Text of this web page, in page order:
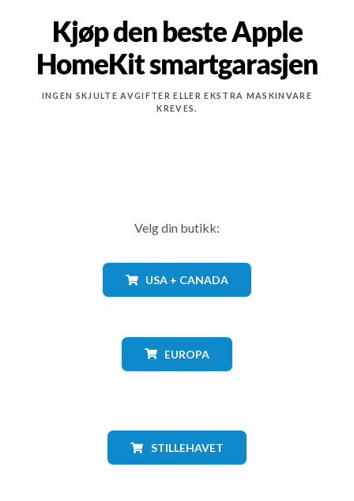
Kjøp den beste Apple
HomeKit smartgarasjen
INGEN SKJULTE AVGIFTER ELLER EKSTRA MASKINVARE
KREVES.
Velg din butikk:
USA + CANADA
EUROPA
STILLEHAVET